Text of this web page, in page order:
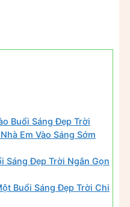
Buổi Sáng Đẹp Trời
Em Vào Sáng Sớm
Sáng Đẹp Trời Ngắn Gọn
Buổi Sáng Đẹp Trời Chi